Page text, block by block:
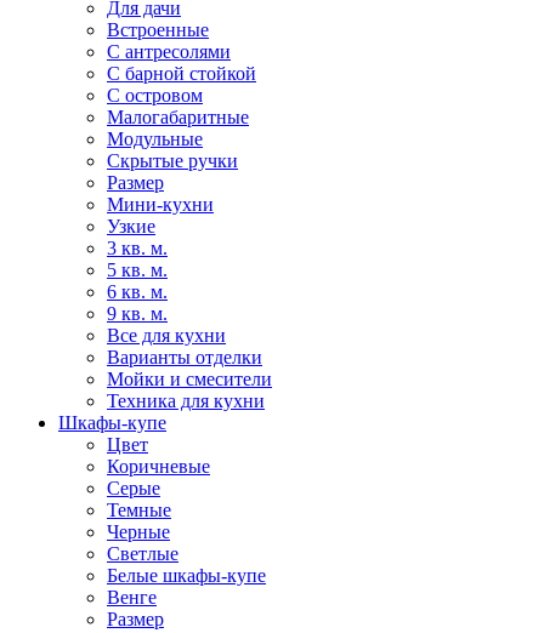
Для дачи
Встроенные
С антресолями
С барной стойкой
С островом
Малогабаритные
Модульные
Скрытые ручки
Размер
Мини-кухни
Узкие
3 кв. м.
5 кв. м.
6 кв. м.
9 кв. м.
Все для кухни
Варианты отделки
Мойки и смесители
Техника для кухни
Шкафы-купе
Цвет
Коричневые
Серые
Темные
Черные
Светлые
Белые шкафы-купе
Венге
Размер